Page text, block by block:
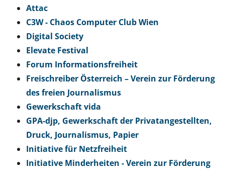
Attac
C3W - Chaos Computer Club Wien
Digital Society
Elevate Festival
Forum Informationsfreiheit
Freischreiber Österreich – Verein zur Förderung
des freien Journalismus
Gewerkschaft vida
GPA-djp, Gewerkschaft der Privatangestellten,
Druck, Journalismus, Papier
Initiative für Netzfreiheit
Initiative Minderheiten - Verein zur Förderung